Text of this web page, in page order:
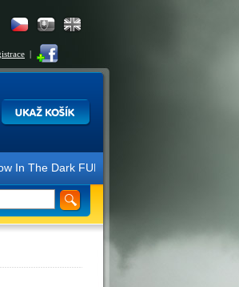
|
FULLSLIP XL EDITION #3 4K Ultra